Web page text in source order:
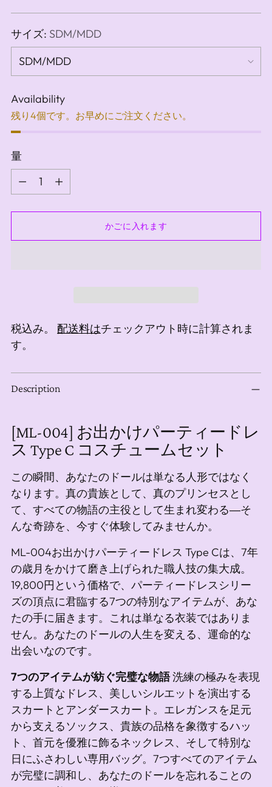
格
サイズ: SDM/MDD
Availability
残り4個です。お早めにご注文ください。
量
かごに入れます
税込み。 配送料はチェックアウト時に計算されま
す。
商
品
カ
ー
ト
に
追
加
し
い
ま
す
Description
[ML-004] お出かけパーティードレ
ス Type C コスチュームセット
この瞬間、あなたのドールは単なる人形ではなく
なります。真の貴族として、真のプリンセスとし
て、すべての物語の主役として生まれ変わる―そ
んな奇跡を、今すぐ体験してみませんか。
ML-004お出かけパーティードレス Type Cは、7年
の歳月をかけて磨き上げられた職人技の集大成。
19,800円という価格で、パーティードレスシリー
ズの頂点に君臨する7つの特別なアイテムが、あな
たの手に届きます。これは単なる衣装ではありま
せん。あなたのドールの人生を変える、運命的な
出会いなのです。
7つのアイテムが紡ぐ完璧な物語洗練の極みを表現
する上質なドレス、美しいシルエットを演出する
スカートとアンダースカート。エレガンスを足元
から支えるソックス、貴族の品格を象徴するハッ
ト、首元を優雅に飾るネックレス、そして特別な
日にふさわしい専用バッグ。7つすべてのアイテム
が完璧に調和し、あなたのドールを忘れることの